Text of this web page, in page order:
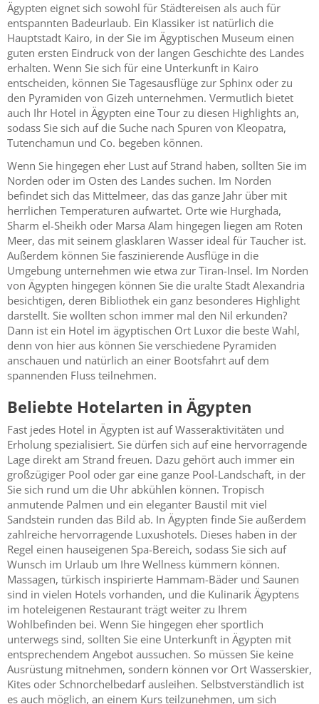
Ägypten eignet sich sowohl für Städtereisen als auch für
entspannten Badeurlaub. Ein Klassiker ist natürlich die
Hauptstadt Kairo, in der Sie im Ägyptischen Museum einen
guten ersten Eindruck von der langen Geschichte des Landes
erhalten. Wenn Sie sich für eine Unterkunft in Kairo
entscheiden, können Sie Tagesausflüge zur Sphinx oder zu
den Pyramiden von Gizeh unternehmen. Vermutlich bietet
auch Ihr Hotel in Ägypten eine Tour zu diesen Highlights an,
sodass Sie sich auf die Suche nach Spuren von Kleopatra,
Tutenchamun und Co. begeben können.
Wenn Sie hingegen eher Lust auf Strand haben, sollten Sie im
Norden oder im Osten des Landes suchen. Im Norden
befindet sich das Mittelmeer, das das ganze Jahr über mit
herrlichen Temperaturen aufwartet. Orte wie Hurghada,
Sharm el-Sheikh oder Marsa Alam hingegen liegen am Roten
Meer, das mit seinem glasklaren Wasser ideal für Taucher ist.
Außerdem können Sie faszinierende Ausflüge in die
Umgebung unternehmen wie etwa zur Tiran-Insel. Im Norden
von Ägypten hingegen können Sie die uralte Stadt Alexandria
besichtigen, deren Bibliothek ein ganz besonderes Highlight
darstellt. Sie wollten schon immer mal den Nil erkunden?
Dann ist ein Hotel im ägyptischen Ort Luxor die beste Wahl,
denn von hier aus können Sie verschiedene Pyramiden
anschauen und natürlich an einer Bootsfahrt auf dem
spannenden Fluss teilnehmen.
Beliebte Hotelarten in Ägypten
Fast jedes Hotel in Ägypten ist auf Wasseraktivitäten und
Erholung spezialisiert. Sie dürfen sich auf eine hervorragende
Lage direkt am Strand freuen. Dazu gehört auch immer ein
großzügiger Pool oder gar eine ganze Pool-Landschaft, in der
Sie sich rund um die Uhr abkühlen können. Tropisch
anmutende Palmen und ein eleganter Baustil mit viel
Sandstein runden das Bild ab. In Ägypten finde Sie außerdem
zahlreiche hervorragende Luxushotels. Dieses haben in der
Regel einen hauseigenen Spa-Bereich, sodass Sie sich auf
Wunsch im Urlaub um Ihre Wellness kümmern können.
Massagen, türkisch inspirierte Hammam-Bäder und Saunen
sind in vielen Hotels vorhanden, und die Kulinarik Ägyptens
im hoteleigenen Restaurant trägt weiter zu Ihrem
Wohlbefinden bei. Wenn Sie hingegen eher sportlich
unterwegs sind, sollten Sie eine Unterkunft in Ägypten mit
entsprechendem Angebot aussuchen. So müssen Sie keine
Ausrüstung mitnehmen, sondern können vor Ort Wasserskier,
Kites oder Schnorchelbedarf ausleihen. Selbstverständlich ist
es auch möglich, an einem Kurs teilzunehmen, um sich